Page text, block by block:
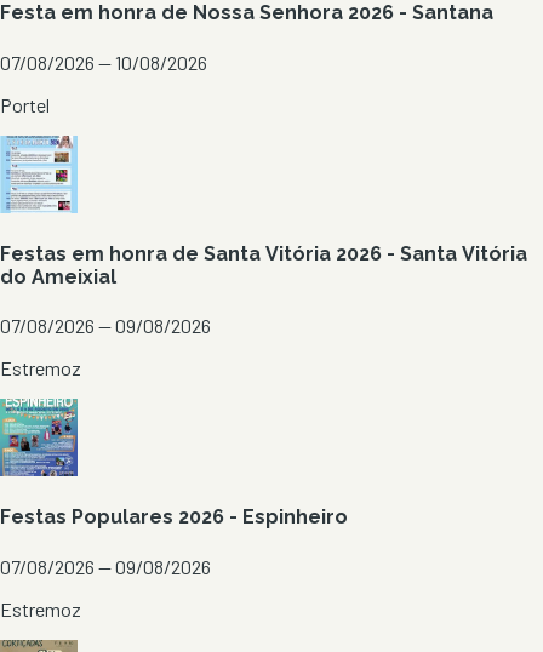
Festa em honra de Nossa Senhora 2026 - Santana
07/08/2026 — 10/08/2026
Portel
Festas em honra de Santa Vitória 2026 - Santa Vitória
do Ameixial
07/08/2026 — 09/08/2026
Estremoz
Festas Populares 2026 - Espinheiro
07/08/2026 — 09/08/2026
Estremoz